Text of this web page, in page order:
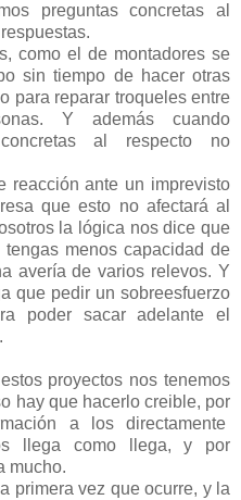
preguntas concretas al
como el de montadores se
sin tiempo de hacer otras
para reparar troqueles entre
Y además cuando
al respecto no
reacción ante un imprevisto
que esto no afectará al
la lógica nos dice que
menos capacidad de
avería de varios relevos. Y
que pedir un sobreesfuerzo
poder sacar adelante el
proyectos nos tenemos
hay que hacerlo creible, por
a los directamente
llega como llega, y por
mucho.
primera vez que ocurre, y la